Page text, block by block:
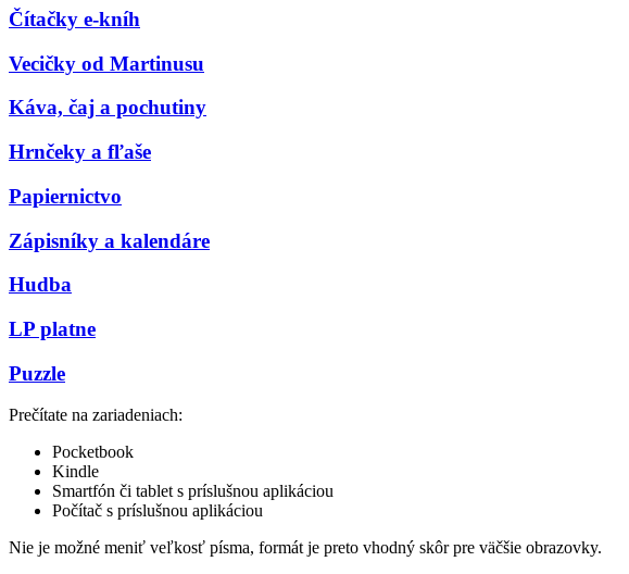
Čítačky e-kníh
Vecičky od Martinusu
Káva, čaj a pochutiny
Hrnčeky a fľaše
Papiernictvo
Zápisníky a kalendáre
Hudba
LP platne
Puzzle
Prečítate na zariadeniach:
Pocketbook
Kindle
Smartfón či tablet s príslušnou aplikáciou
Počítač s príslušnou aplikáciou
Nie je možné meniť veľkosť písma, formát je preto vhodný skôr pre väčšie obrazovky.